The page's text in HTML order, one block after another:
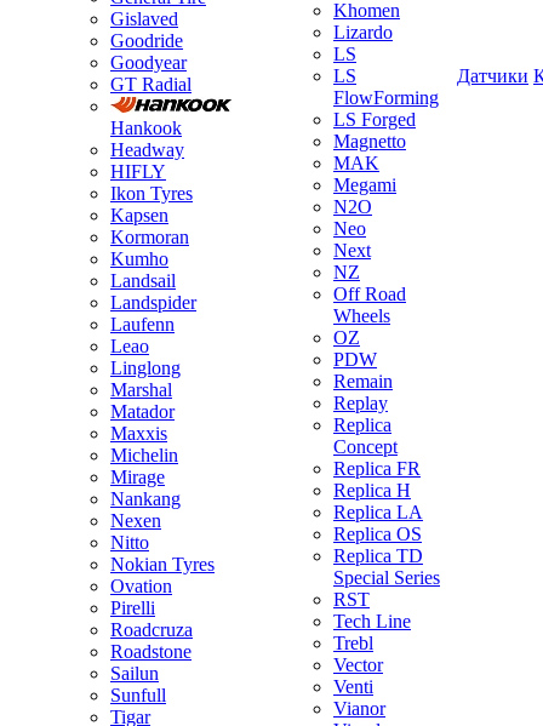
Gislaved
Goodride
Goodyear
GT Radial
Hankook
Headway
HIFLY
Ikon Tyres
Kapsen
Kormoran
Kumho
Landsail
Landspider
Laufenn
Leao
Linglong
Marshal
Matador
Maxxis
Michelin
Mirage
Nankang
Nexen
Nitto
Nokian Tyres
Ovation
Pirelli
Roadcruza
Roadstone
Sailun
Sunfull
Tigar
Khomen
Lizardo
LS
LS
FlowForming
LS Forged
Magnetto
MAK
Megami
N2O
Neo
Next
NZ
Off Road
Wheels
OZ
PDW
Remain
Replay
Replica
Concept
Replica FR
Replica H
Replica LA
Replica OS
Replica TD
Special Series
RST
Tech Line
Trebl
Vector
Venti
Vianor
Датчики